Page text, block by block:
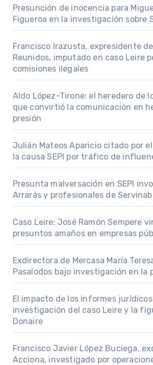
Presunción de inocencia para
Figueroa en la investigación sobre
Francisco Irazusta, expresidente
Reunidos, imputado en caso Leire
comisiones ilegales
Aldo López-Tirone: el heredero de
que convirtió la comunicación en
presión
Julián Mateos Aparicio citado por
la causa SEPI por tráfico de
Presunta malversación en SEPI
Arrarás y profesionales de
Caso Leire: José Ramón Sempere
presuntos amaños en empresas
Exdirectora de Mercasa María
Pasalodos bajo investigación en la
El impacto de los informes
investigación del caso Leire y la
Donaire
Francisco Javier López Buciega,
Acciona, investigado por